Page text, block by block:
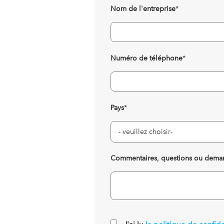
Nom de l'entreprise*
Numéro de téléphone*
Pays*
Commentaires, questions ou